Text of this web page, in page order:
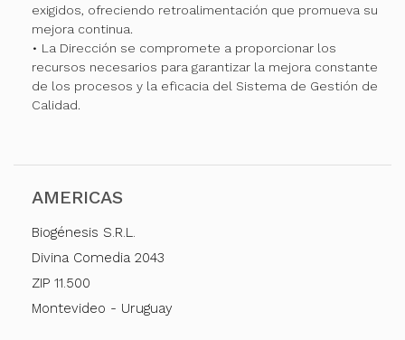
exigidos, ofreciendo retroalimentación que promueva su
mejora continua.
• La Dirección se compromete a proporcionar los
recursos necesarios para garantizar la mejora constante
de los procesos y la eficacia del Sistema de Gestión de
Calidad.
AMERICAS
Biogénesis S.R.L.
Divina Comedia 2043
ZIP 11.500
Montevideo - Uruguay